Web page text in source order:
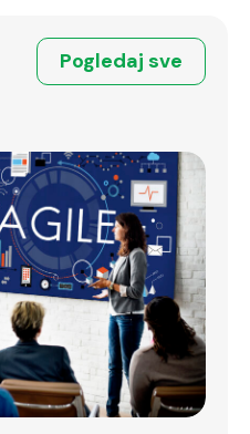
Pogledaj sve